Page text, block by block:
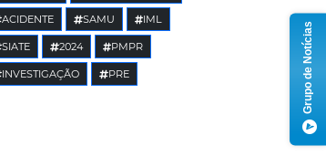
ACIDENTE SAMU IML
SIATE 2024 PMPR
INVESTIGAÇÃO PRE Grupo de Notícias